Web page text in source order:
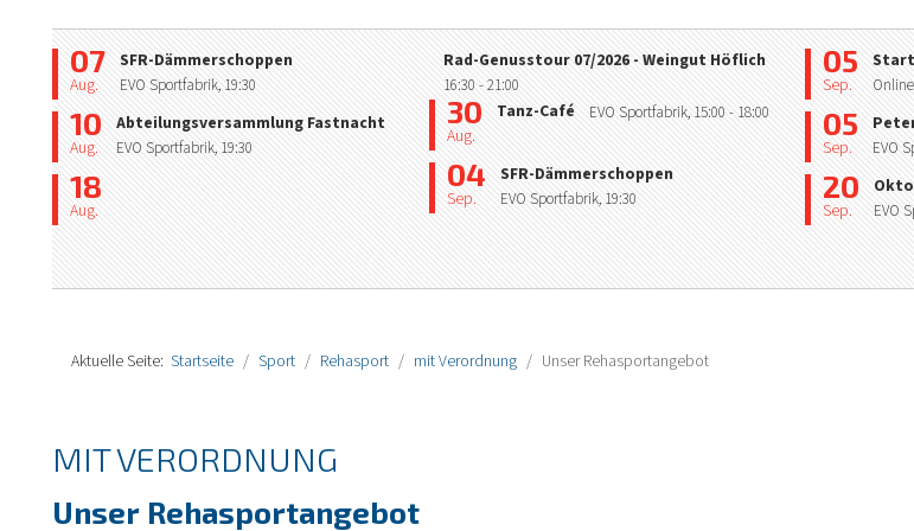
07
Aug.
SFR-Dämmerschoppen
EVO Sportfabrik, 19:30
10
Aug.
Abteilungsversammlung Fastnacht
EVO Sportfabrik, 19:30
18
Aug.
Rad-Genusstour 07/2026 - Weingut Höflich
16:30 - 21:00
30
Aug.
Tanz-Café EVO Sportfabrik, 15:00 - 18:00
04
Sep.
SFR-Dämmerschoppen
EVO Sportfabrik, 19:30
05
Sep.
05
Sep. EVO
20
Sep. EVO
Aktuelle Seite: Startseite Sport Rehasport mit Verordnung Unser Rehasportangebot
MIT VERORDNUNG
Unser Rehasportangebot